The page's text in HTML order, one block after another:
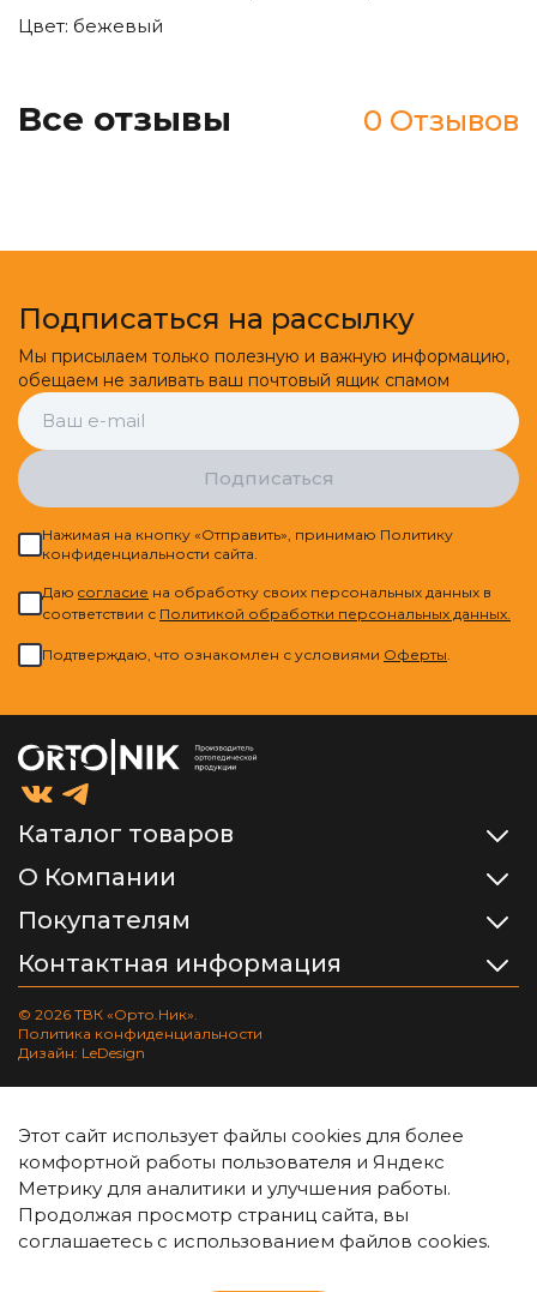
Цвет: бежевый
Все отзывы 0 Отзывов
Подписаться на рассылку
Мы присылаем только полезную и важную информацию,
обещаем не заливать ваш почтовый ящик спамом
Подписаться
Нажимая на кнопку «Отправить», принимаю Политику
конфиденциальности сайта.
Даю cогласие на обработку своих персональных данных в
соответствии с Политикой обработки персональных данных.
Подтверждаю, что ознакомлен с условиями Оферты
Каталог товаров
О Компании
Покупателям
Контактная информация
© 2026 ТВК «Орто.Ник».
Политика конфиденциальности
Дизайн: LeDesign
Этот сайт использует файлы cookies для более
комфортной работы пользователя и Яндекс
Метрику для аналитики и улучшения работы.
Продолжая просмотр страниц сайта, вы
соглашаетесь с использованием файлов cookies.